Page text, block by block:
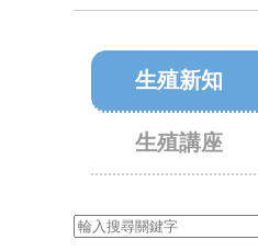
生殖新知
生殖講座